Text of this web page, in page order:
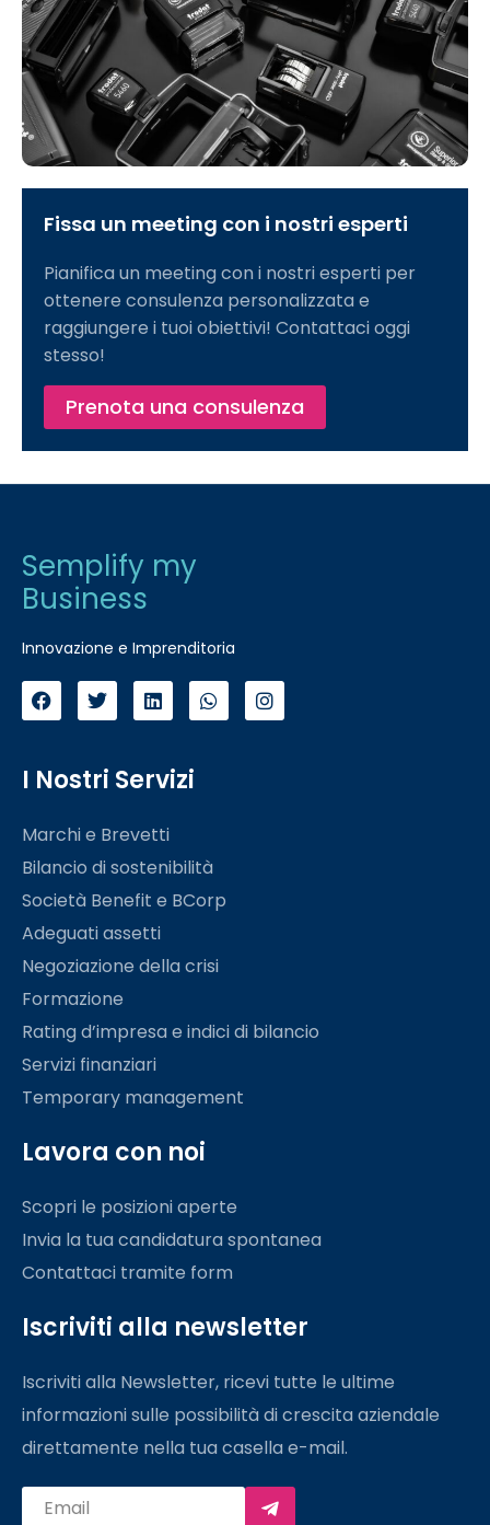
Fissa un meeting con i nostri esperti​​
Pianifica un meeting con i nostri esperti per
ottenere consulenza personalizzata e
raggiungere i tuoi obiettivi! Contattaci oggi
stesso!
Prenota una consulenza
Semplify my
Business
Innovazione e Imprenditoria
I Nostri Servizi
Marchi e Brevetti
Bilancio di sostenibilità
Società Benefit e BCorp
Adeguati assetti
Negoziazione della crisi
Formazione
Rating d’impresa e indici di bilancio
Servizi finanziari
Temporary management
Lavora con noi
Scopri le posizioni aperte
Invia la tua candidatura spontanea
Contattaci tramite form
Iscriviti alla newsletter
Iscriviti alla Newsletter, ricevi tutte le ultime
informazioni sulle possibilità di crescita aziendale
direttamente nella tua casella e-mail.